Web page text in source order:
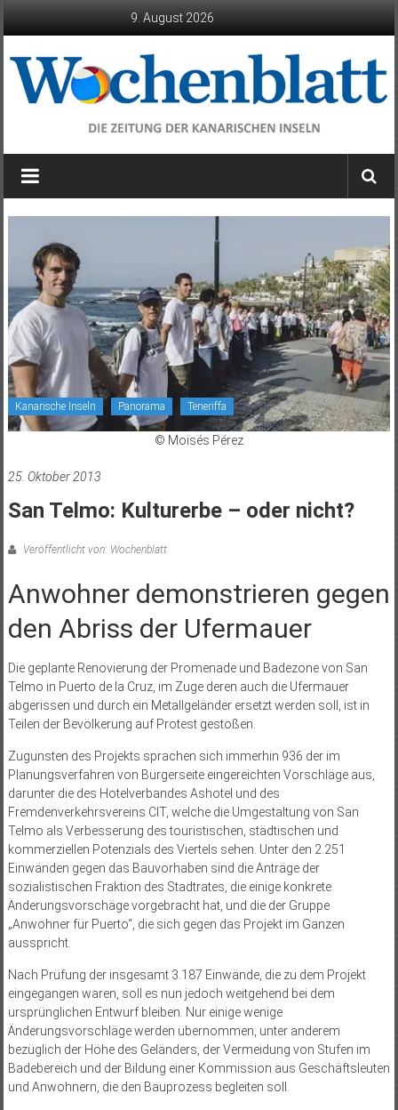
9. August 2026
Wochenblatt
die
Kanarischen
Inseln
Kanarische Inseln Panorama Teneriffa
© Moisés Pérez
25. Oktober 2013
San Telmo: Kulturerbe – oder nicht?
Veröffentlicht von: Wochenblatt
Anwohner demonstrieren gegen
den Abriss der Ufermauer
Die geplante Renovierung der Promenade und Badezone von San
Telmo in Puerto de la Cruz, im Zuge deren auch die Ufermauer
abgerissen und durch ein Metallgeländer ersetzt werden soll, ist in
Teilen der Bevölkerung auf Protest gestoßen.
Zugunsten des Projekts sprachen sich immerhin 936 der im
Planungsverfahren von Bürgerseite eingereichten Vorschläge aus,
darunter die des Hotelverbandes Ashotel und des
Fremdenverkehrsvereins CIT, welche die Umgestaltung von San
Telmo als Verbesserung des touristischen, städtischen und
kommerziellen Potenzials des Viertels sehen. Unter den 2.251
Einwänden gegen das Bauvorhaben sind die Anträge der
sozialistischen Fraktion des Stadtrates, die einige konkrete
Änderungsvorschäge vorgebracht hat, und die der Gruppe
„Anwohner für Puerto“, die sich gegen das Projekt im Ganzen
ausspricht.
Nach Prüfung der insgesamt 3.187 Einwände, die zu dem Projekt
eingegangen waren, soll es nun jedoch weitgehend bei dem
ursprünglichen Entwurf bleiben. Nur einige wenige
Änderungsvorschläge werden übernommen, unter anderem
bezüglich der Höhe des Geländers, der Vermeidung von Stufen im
Badebereich und der Bildung einer Kommission aus Geschäftsleuten
und Anwohnern, die den Bauprozess begleiten soll.